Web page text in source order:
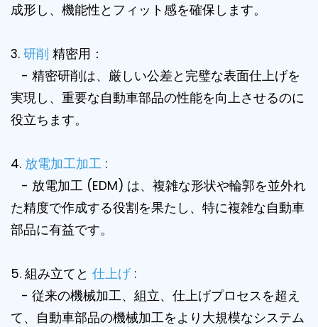
成形し、機能性とフィット感を確保します。
3. 研削 精密用：
- 精密研削は、厳しい公差と完璧な表面仕上げを
実現し、重要な自動車部品の性能を向上させるのに
役立ちます。
4. 放電加工加工 :
- 放電加工 (EDM) は、複雑な形状や輪郭を並外れ
た精度で作成する役割を果たし、特に複雑な自動車
部品に有益です。
5. 組み立てと 仕上げ :
- 従来の機械加工、組立、仕上げプロセスを超え
て、自動車部品の機械加工をより大規模なシステム